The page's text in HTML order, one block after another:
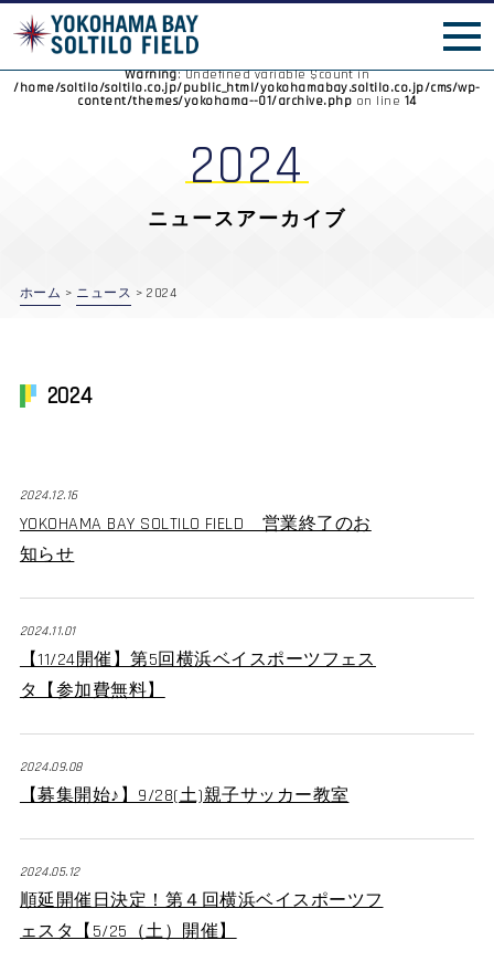
横ベイフェスタ
Warning: Undefined variable $count in
/home/soltilo/soltilo.co.jp/public_html/yokohamabay.soltilo.co.jp/cms/wp-
content/themes/yokohama--01/archive.php on line 14
2024
ニュースアーカイブ
ホーム > ニュース > 2024
2024
2024.12.16
YOKOHAMA BAY SOLTILO FIELD 営業終了のお
知らせ
2024.11.01
【11/24開催】第5回横浜ベイスポーツフェス
タ【参加費無料】
2024.09.08
【募集開始♪】9/28(土)親子サッカー教室
2024.05.12
順延開催日決定！第４回横浜ベイスポーツフ
ェスタ【5/25（土）開催】